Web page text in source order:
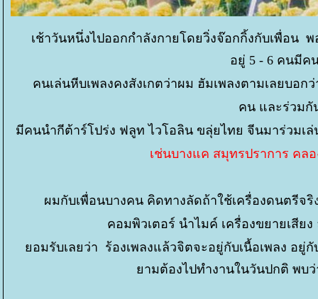
เช้าวันหนึ่งไปออกกำลังกายโดยวิ่งจ๊อกกิ้งกับเพื่อน
อยู่ 5 - 6 คนมีค
คนเล่นหีบเพลงคงสังเกตว่าผม ฮัมเพลงตามเลยบอ
คน และร่วม
มีคนนำกีต้าร์โปร่ง ฟลูท ไวโอลิน ขลุ่ยไทย จีนมาร่วมเ
เช่นบางแค สมุทรปราการ คล
ผมกับเพื่อนบางคน คิดทางลัดถ้าใช้เครื่องดนตรีจ
คอมพิวเตอร์ นำไมค์ เครื่องขยายเสีย
อมรับเลยว่า ร้องเพลงแล้วจิตจะอยู่กับเนื้อเพลง อยู่
ามต้องไปทำงานในวันปกติ พบ